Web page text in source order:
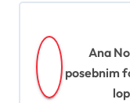
v
i
g
Ana
posebnim